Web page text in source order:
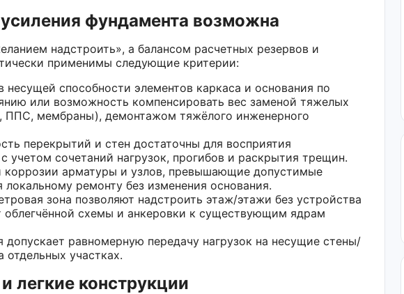
фундамента возможна
надстроить», а балансом расчетных резервов и
применимы следующие критерии:
способности элементов каркаса и основания по
или возможность компенсировать вес заменой тяжелых
ППС, мембраны), демонтажом тяжёлого инженерного
перекрытий и стен достаточны для восприятия
учетом сочетаний нагрузок, прогибов и раскрытия трещин.
коррозии арматуры и узлов, превышающие допустимые
ремонту без изменения основания.
зона позволяют надстроить этаж/этажи без устройства
облегчённой схемы и анкеровки к существующим ядрам
допускает равномерную передачу нагрузок на несущие стены/
отдельных участках.
легкие конструкции